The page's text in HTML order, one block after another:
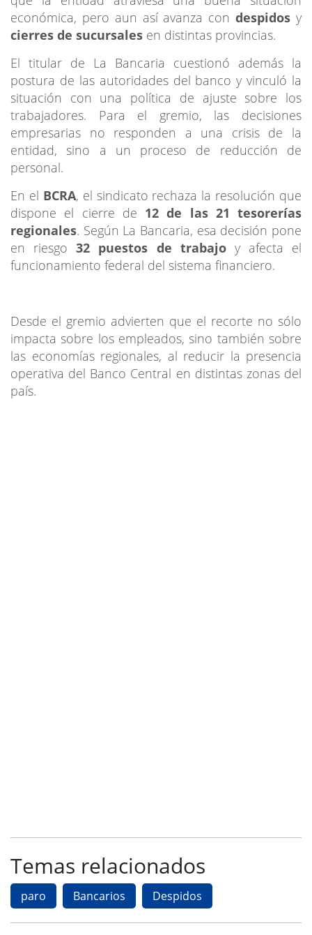
económica, pero aun así avanza condespidos y
cierres de sucursales en distintas provincias.
El titular de La Bancaria cuestionó además la
postura de las autoridades del banco y vinculó la
situación con una política de ajuste sobre los
trabajadores. Para el gremio, las decisiones
empresarias no responden a una crisis de la
entidad, sino a un proceso de reducción de
personal.
En el BCRA, el sindicato rechaza la resolución que
dispone el cierre de 12 de las 21 tesorerías
regionales. Según La Bancaria, esa decisión pone
en riesgo32 puestos de trabajoy afecta el
funcionamiento federal del sistema financiero.
Desde el gremio advierten que el recorte no sólo
impacta sobre los empleados, sino también sobre
las economías regionales, al reducir la presencia
operativa del Banco Central en distintas zonas del
país.
Temas relacionados
paro Bancarios Despidos